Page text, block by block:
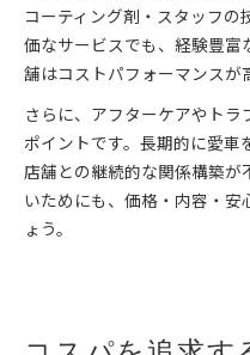
コーティング剤・スタッフ
価なサービスでも、経験豊
舗はコストパフォーマンスが
さらに、アフターケアやト
ポイントです。長期的に愛車
店舗との継続的な関係構築が
いためにも、価格・内容・
ょう。